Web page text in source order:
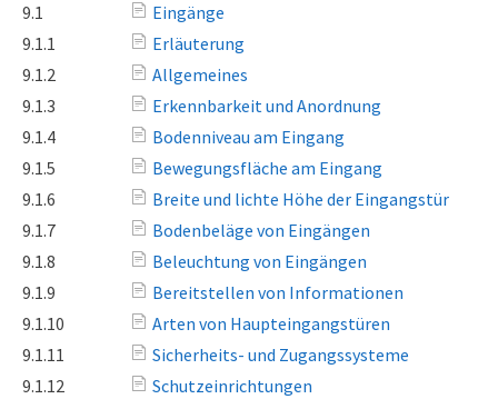
9.1
Eingänge
9.1.1
Erläuterung
9.1.2
Allgemeines
9.1.3
Erkennbarkeit und Anordnung
9.1.4
Bodenniveau am Eingang
9.1.5
Bewegungsfläche am Eingang
9.1.6
Breite und lichte Höhe der Eingangstür
9.1.7
Bodenbeläge von Eingängen
9.1.8
Beleuchtung von Eingängen
9.1.9
Bereitstellen von Informationen
9.1.10
Arten von Haupteingangstüren
9.1.11
Sicherheits- und Zugangssysteme
9.1.12
Schutzeinrichtungen